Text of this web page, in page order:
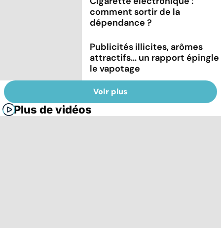
comment sortir de la
dépendance ?
Publicités illicites, arômes
attractifs... un rapport épingle
le vapotage
Voir plus
Plus de vidéos